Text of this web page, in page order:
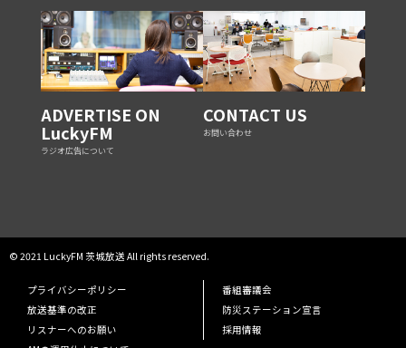
ADVERTISE ON
LuckyFM
ラジオ広告について
CONTACT US
お問い合わせ
© 2021 LuckyFM 茨城放送 All rights reserved.
プライバシーポリシー
番組審議会
放送基準の改正
防災ステーション宣言
リスナーへのお願い
採用情報